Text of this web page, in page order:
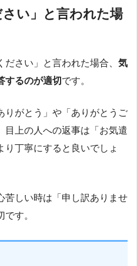
さい」と言われた場
さい」と言われた場合、 気
するのが適切です。
りがとう」や「ありがとうご
目上の人への返事は「お気遣
り丁寧にすると良いでしょ
苦しい時は「申し訳ありませ
す。